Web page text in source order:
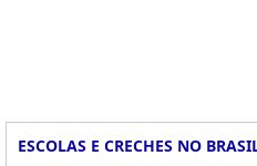
ESCOLAS E CRECHES NO